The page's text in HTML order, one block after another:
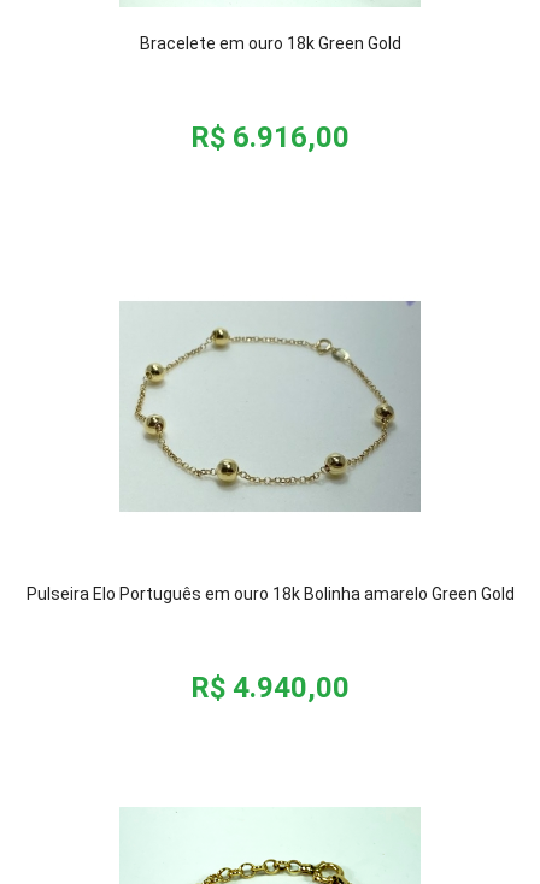
Bracelete em ouro 18k Green Gold
R$ 6.916,00
Pulseira Elo Português em ouro 18k Bolinha amarelo Green Gold
R$ 4.940,00